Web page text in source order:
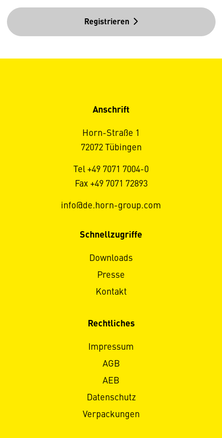
Registrieren
Anschrift
Horn-Straße 1
72072 Tübingen
Tel +49 7071 7004-0
Fax +49 7071 72893
info@de.horn-group.com
Schnellzugriffe
Downloads
Presse
Kontakt
Rechtliches
Impressum
AGB
AEB
Datenschutz
Verpackungen